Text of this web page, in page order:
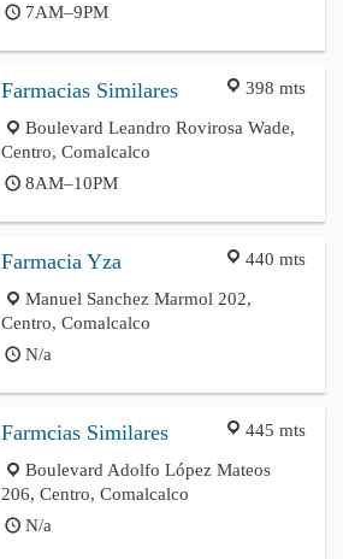
7AM–9PM
398 mts
Farmacias Similares
Boulevard Leandro Rovirosa Wade,
Centro, Comalcalco
8AM–10PM
440 mts
Farmacia Yza
Manuel Sanchez Marmol 202,
Centro, Comalcalco
N/a
445 mts
Farmcias Similares
Boulevard Adolfo López Mateos
206, Centro, Comalcalco
N/a